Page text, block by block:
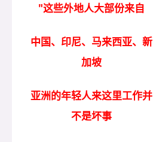
"这些外地人大部份来自
中国、印尼、马来西亚、新
加坡
亚洲的年轻人来这里工作并
不是坏事